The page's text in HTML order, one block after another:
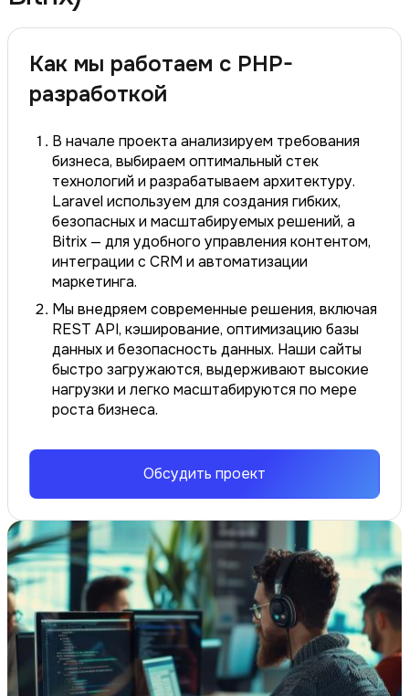
Как мы работаем с PHP-
разработкой
В начале проекта анализируем требования
бизнеса, выбираем оптимальный стек
технологий и разрабатываем архитектуру.
Laravel используем для создания гибких,
безопасных и масштабируемых решений, а
Bitrix — для удобного управления контентом,
интеграции с CRM и автоматизации
маркетинга.
Мы внедряем современные решения, включая
REST API, кэширование, оптимизацию базы
данных и безопасность данных. Наши сайты
быстро загружаются, выдерживают высокие
нагрузки и легко масштабируются по мере
роста бизнеса.
Обсудить проект